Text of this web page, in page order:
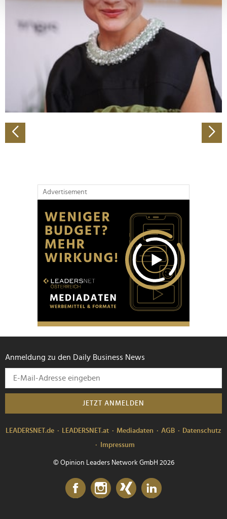
Erfahren Sie mehr darüber, wie Ihre persönlichen Daten
verarbeitet werden, und legen Sie Ihre Präferenzen im
Abschnitt Einzelheitenfest.
Wir verwenden Cookies, um Inhalte und Anzeigen zu
personalisieren, Funktionen für soziale Medien anbieten
zu können und die Zugriffe auf unsere Website zu
analysieren. Außerdem geben wir Informationen zu Ihrer
Verwendung unserer Website an unsere Partner für
Partner führen diese Informationen möglicherweise mit
weiteren Daten zusammen, die Sie ihnen bereitgestellt
Advertisement
Anmeldung zu den Daily Business News
JETZT ANMELDEN
LEADERSNET.de LEADERSNET.at Mediadaten AGB
Datenschutz
Impressum
© Opinion Leaders Network GmbH 2026